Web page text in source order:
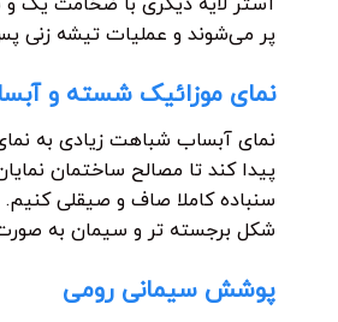
آستر لایه دیگری با ضخامت یک
پر می‌شوند و عملیات تیشه
نمای موزائیک شسته و
نمای آبساب شباهت زیادی به
پیدا کند تا مصالح ساختمان
سنباده کاملا صاف و صیقلی
شکل برجسته تر و سیمان به
پوشش سیمانی رومی